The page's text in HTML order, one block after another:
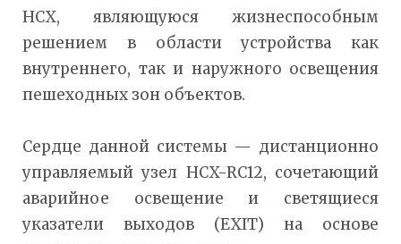
HCX, являющуюся жизнеспособным
решением в области устройства как
внутреннего, так и наружного освещения
пешеходных зон объектов.
Сердце данной системы — дистанционно
управляемый узел HCX-RC12, сочетающий
аварийное освещение и светящиеся
указатели выходов (EXIT) на основе